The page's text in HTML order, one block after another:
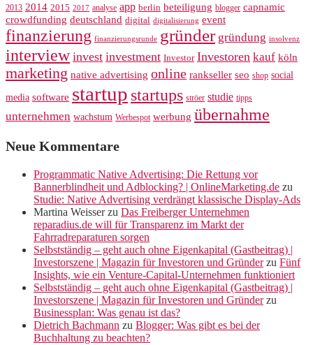
2013 2014 2015 2017 analyse app berlin beteiligung blogger capnamic
crowdfunding deutschland digital digitalisierung event
finanzierung finanzierungsrunde gründer gründung insolvenz
interview invest investment Investor Investoren kauf köln
marketing native advertising online rankseller seo shop social
media software startup startups ströer studie tipps
unternehmen wachstum Werbespot werbung übernahme
Neue Kommentare
Programmatic Native Advertising: Die Rettung vor
Bannerblindheit und Adblocking? | OnlineMarketing.de zu
Studie: Native Advertising verdrängt klassische Display-Ads
Martina Weisserzu Das Freiberger Unternehmen
reparadius.de will für Transparenz im Markt der
Fahrradreparaturen sorgen
Selbstständig – geht auch ohne Eigenkapital (Gastbeitrag) |
Investorszene | Magazin für Investoren und Gründerzu Fünf
Insights, wie ein Venture-Capital-Unternehmen funktioniert
Selbstständig – geht auch ohne Eigenkapital (Gastbeitrag) |
Investorszene | Magazin für Investoren und Gründerzu
Businessplan: Was genau ist das?
Dietrich Bachmann zu Blogger: Was gibt es bei der
Buchhaltung zu beachten?